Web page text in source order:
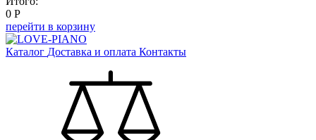
0 Р
перейти в корзину
Каталог Доставка и оплата Контакты